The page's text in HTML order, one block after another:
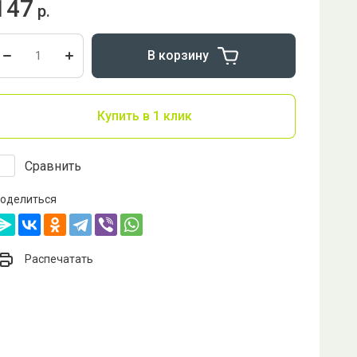
р.
В корзину
Купить в 1 клик
Сравнить
Распечатать